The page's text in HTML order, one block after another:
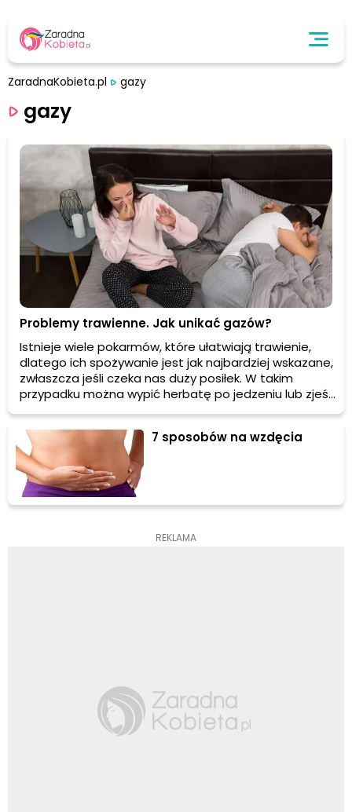
ZaradnaKobieta.pl gazy
gazy
Problemy trawienne. Jak unikać gazów?
Istnieje wiele pokarmów, które ułatwiają trawienie,
dlatego ich spożywanie jest jak najbardziej wskazane,
zwłaszcza jeśli czeka nas duży posiłek. W takim
przypadku można wypić herbatę po jedzeniu lub zjeść
ananasa na deser. Pomocne mogą być również
herbaty ziołowe, a także niektóre owoce, np. świeża
papaja.
7 sposobów na wzdęcia
REKLAMA